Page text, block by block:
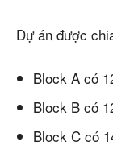
Dự án được
Block A có
Block B có
Block C có